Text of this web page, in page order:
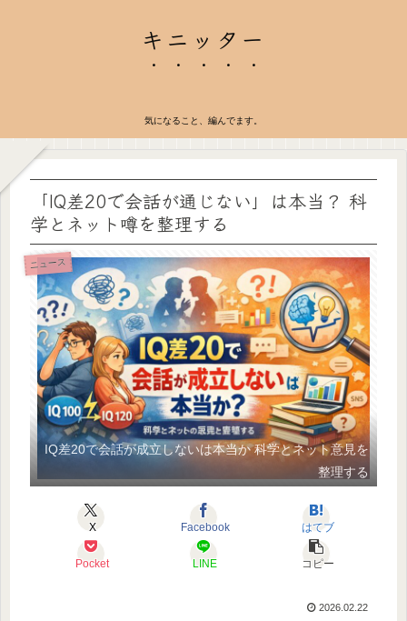
キニッター
気になること、編んでます。
「IQ差20で会話が通じない」は本当？ 科
学とネット噂を整理する
ニュース
IQ差20で会話が成立しないは本当か 科学とネット意見を
整理する
X Facebook はてブ
Pocket LINE コピー
2026.02.22